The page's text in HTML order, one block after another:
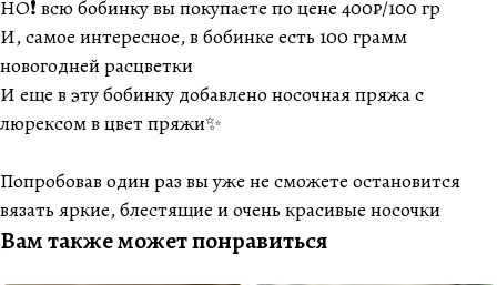
НО❗️ всю бобинку вы покупаете по цене 400₽/100 гр
И, самое интересное, в бобинке есть 100 грамм
новогодней расцветки
И еще в эту бобинку добавлено носочная пряжа с
люрексом в цвет пряжи✨
Попробовав один раз вы уже не сможете остановится
вязать яркие, блестящие и очень красивые носочки
Вам также может понравиться